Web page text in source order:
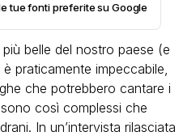
tue fonti preferite su Google
belle del nostro paese (e
praticamente impeccabile,
che potrebbero cantare i
così complessi che
In un’intervista rilasciata